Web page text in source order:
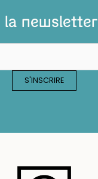
la newsletter